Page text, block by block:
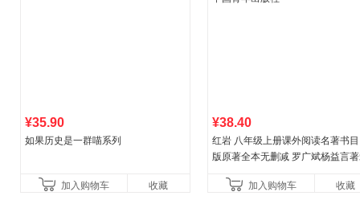
¥35.90
如果历史是一群喵系列
加入购物车 收藏
¥38.40
红岩 八年级上册课外阅读名著书
版原著全本无删减 罗广斌杨益言
国青年出版社加入购物车 收藏